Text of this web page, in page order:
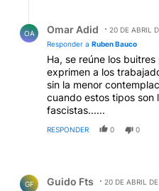
OA Omar Adid
20 DE ABRIL
Responder a Ruben Bauco
Ha, se reúne los
exprimen a los
sin la menor
cuando estos tipos son
fascistas......
RESPONDER 0 0
GF Guido Fts 20 DE ABRIL